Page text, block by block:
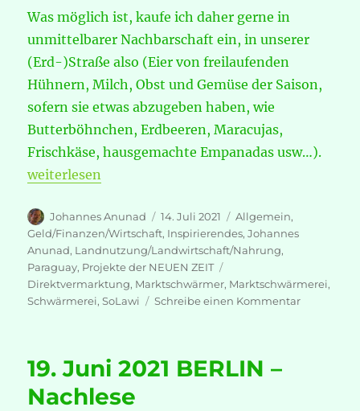
Was möglich ist, kaufe ich daher gerne in
unmittelbarer Nachbarschaft ein, in unserer
(Erd-)Straße also (Eier von freilaufenden
Hühnern, Milch, Obst und Gemüse der Saison,
sofern sie etwas abzugeben haben, wie
Butterböhnchen, Erdbeeren, Maracujas,
Frischkäse, hausgemachte Empanadas usw…).
„Marktschwärmer – regionale Vernetzung von
weiterlesen
Autor
Johannes Anunad
Veröffentlicht
am
14. Juli 2021 Kategorien
Allgemein,
Geld/Finanzen/Wirtschaft, Inspirierendes,Johannes
Anunad, Landnutzung/Landwirtschaft/Nahrung,
Paraguay, Projekte der NEUEN ZEIT
Direktvermarktung, Marktschwärmer, Marktschwärmerei,
Schwärmerei,SoLawi Schreibe einen Kommentarzu
19. Juni 2021 BERLIN –
Nachlese